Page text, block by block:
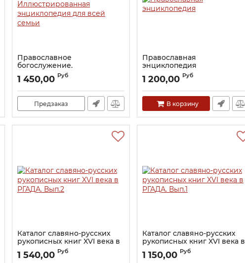
Православное
богослужение.
Иллюстрированная
энциклопедия для всей
семьи
Артикул: 20448
1 450,00 Руб
Предзаказ
Православная
энциклопедия
Артикул: 6432
1 200,00 Руб
В корзину
Каталог славяно-русских
рукописных книг XVI века в
РГАДА. Вып.2
Артикул: 18089
1 540,00 Руб
Каталог славяно-русских
рукописных книг XVI века в
РГАДА. Вып.1
Артикул: 6637
1 150,00 Руб